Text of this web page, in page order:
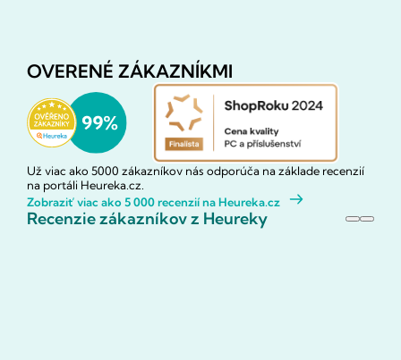
OVERENÉ ZÁKAZNÍKMI
Už viac ako 5000 zákazníkov nás odporúča na základe recenzií
na portáli Heureka.cz.
Zobraziť viac ako 5 000 recenzií na Heureka.cz
Recenzie zákazníkov z Heureky